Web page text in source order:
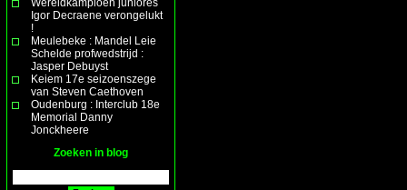
Igor Decraene verongelukt
!
Meulebeke : Mandel Leie
Schelde profwedstrijd :
Jasper Debuyst
Keiem 17e seizoenszege
van Steven Caethoven
Oudenburg : Interclub 18e
Memorial Danny
Jonckheere
Zoeken in blog